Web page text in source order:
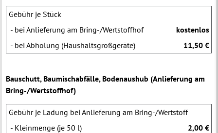
Gebühr je Stück
- bei Anlieferung am Bring-/Wertstoffhof
kostenlos
- bei Abholung (Haushaltsgroßgeräte)
11,50 €
Bauschutt, Baumischabfälle, Bodenaushub (Anlieferung am
Bring-/Wertstoffhof)
Gebühr je Ladung bei Anlieferung am Bring-/Wertstoff
- Kleinmenge (je 50 l)
2,00 €